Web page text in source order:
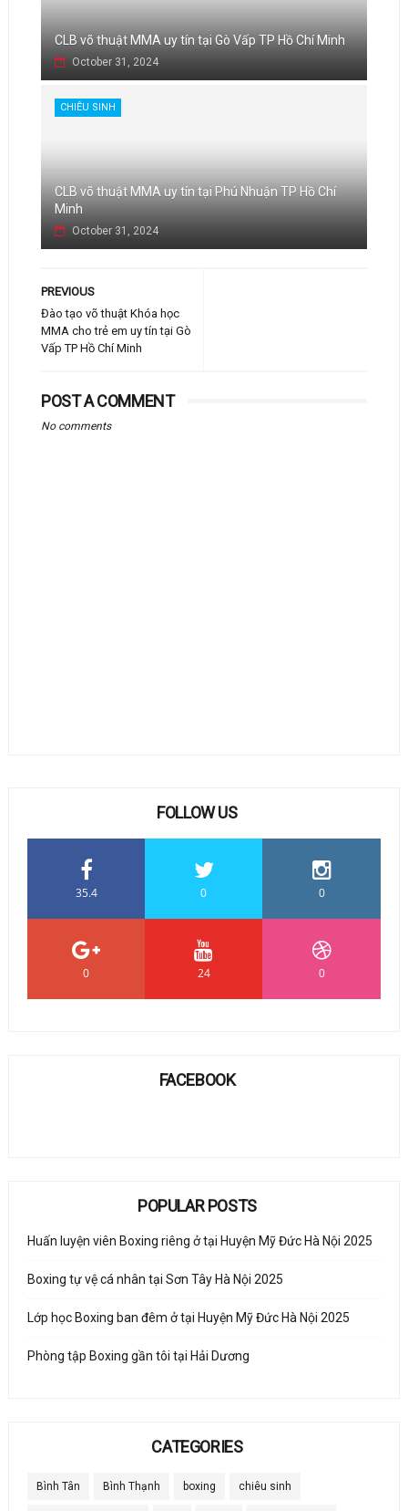
CLB võ thuật MMA uy tín tại Gò Vấp TP Hồ Chí Minh
October 31, 2024
CHIÊU SINH
CLB võ thuật MMA uy tín tại Phú Nhuận TP Hồ Chí
Minh
October 31, 2024
PREVIOUS
Đào tạo võ thuật Khóa học
MMA cho trẻ em uy tín tại Gò
Vấp TP Hồ Chí Minh
POST A COMMENT
No comments
FOLLOW US
35.4 0 0
0 24 0
FACEBOOK
POPULAR POSTS
Huấn luyện viên Boxing riêng ở tại Huyện Mỹ Đức Hà Nội 2025
Boxing tự vệ cá nhân tại Sơn Tây Hà Nội 2025
Lớp học Boxing ban đêm ở tại Huyện Mỹ Đức Hà Nội 2025
Phòng tập Boxing gần tôi tại Hải Dương
CATEGORIES
Bình Tân Bình Thạnh boxing chiêu sinh